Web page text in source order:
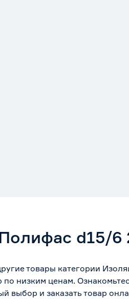
d15/6
товары категории
по низким ценам.
выбор и заказать товар